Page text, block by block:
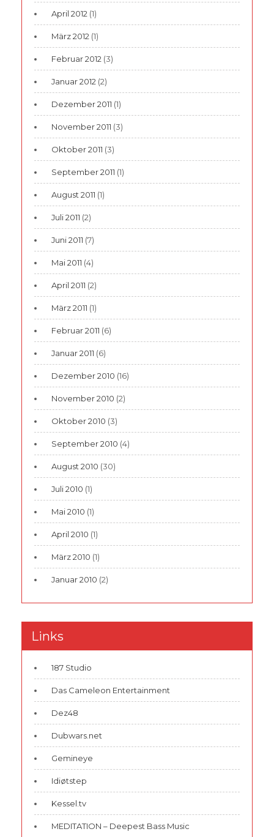
April 2012 (1)
März 2012 (1)
Februar 2012 (3)
Januar 2012 (2)
Dezember 2011 (1)
November 2011 (3)
Oktober 2011 (3)
September 2011 (1)
August 2011 (1)
Juli 2011 (2)
Juni 2011 (7)
Mai 2011 (4)
April 2011 (2)
März 2011 (1)
Februar 2011 (6)
Januar 2011 (6)
Dezember 2010 (16)
November 2010 (2)
Oktober 2010 (3)
September 2010 (4)
August 2010 (30)
Juli 2010 (1)
Mai 2010 (1)
April 2010 (1)
März 2010 (1)
Januar 2010 (2)
Links
187 Studio
Das Cameleon Entertainment
Dez48
Dubwars.net
Gemineye
Idiøtstep
Kessel.tv
MEDITATION – Deepest Bass Music